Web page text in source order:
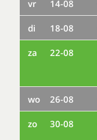
vr 14-08
di 18-08
za 22-08
wo 26-08
zo 30-08